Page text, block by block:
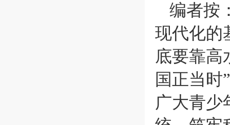
编者按
现代化的
底要靠高
国正当时
广大青少